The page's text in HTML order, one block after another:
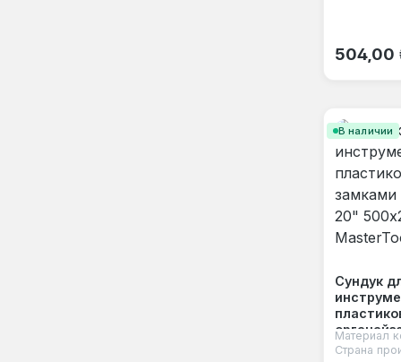
Обычная
504,00
В наличии
Сундук
Материал
Страна